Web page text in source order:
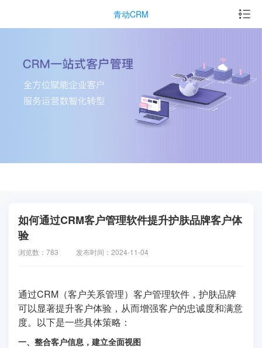
青动CRM
如何通过CRM客户管理软件提升护肤品牌客户体
验
浏览数：783 发布时间：2024-11-04
通过CRM（客户关系管理）客户管理软件，护肤品牌
可以显著提升客户体验，从而增强客户的忠诚度和满意
度。以下是一些具体策略：
一、整合客户信息，建立全面视图